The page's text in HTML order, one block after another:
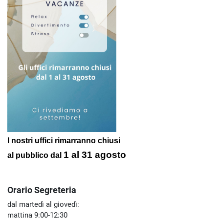
I nostri uffici rimarranno chiusi
al pubblico dal 1 al 31 agosto
Orario Segreteria
dal martedì al giovedì:
mattina 9:00-12:30